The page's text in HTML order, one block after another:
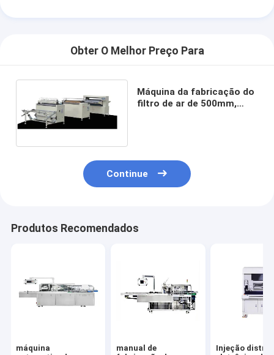
Obter O Melhor Preço Para
Máquina da fabricação do
filtro de ar de 500mm,
Continue
Produtos Recomendados
máquina
manual de
Injeção